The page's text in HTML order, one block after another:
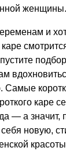
женщины.
и
каре
Самые
каре
— а значит,
новую,